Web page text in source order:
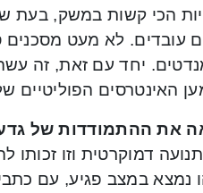
הכי קשות במשק, בעת
עובדים. לא מעט מסכנים
רק 12 מנדטים. יחד עם
האינטרסים הפוליטיים
את ההתמודדות של
תנועה דמוקרטית וזו
נמצא במצב פגיע, עם